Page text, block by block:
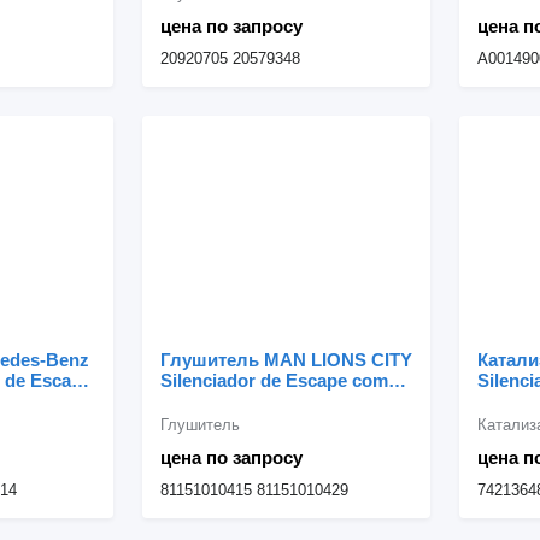
цена по запросу
20920705 20579348
цена
Benz
Escape
Глушитель MAN LIONS CITY
Silenciador de Escape com
автобуса MAN LIONS CITY
цена по запросу
Глушитель
81151010415 81151010429
цена